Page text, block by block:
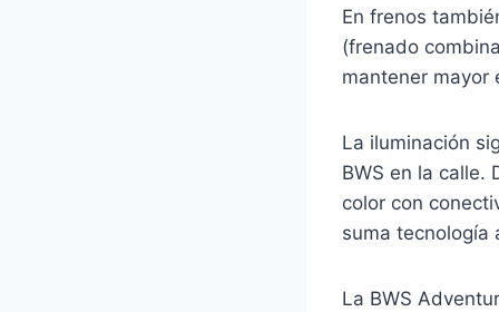
En frenos
(frenado
mantener mayor
La iluminación
BWS en la calle.
color con
suma tecnología
La BWS